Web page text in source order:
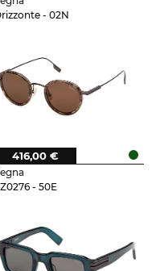
- 02N
- 50E
416,00 €